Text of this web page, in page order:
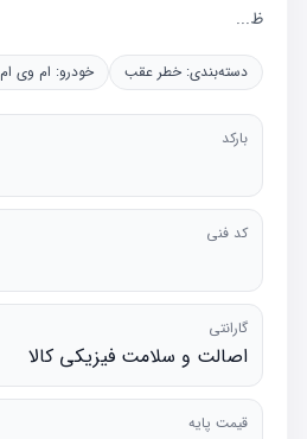
ظ...
دسته‌بندی: خطر عقب خودرو: ام وی ام 110-4C
بارکد
کد فنی
گارانتی
اصالت و سلامت فیزیکی کالا
قیمت پایه